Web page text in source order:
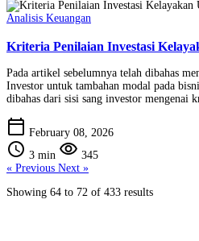
Analisis Keuangan
Kriteria Penilaian Investasi
Pada artikel sebelumnya telah dibahas
Investor untuk tambahan modal pada
dibahas dari sisi sang investor mengenai
calendar_today February 08, 2026
schedule 3 min visibility 345
« Previous Next »
Showing 64 to 72 of 433 results